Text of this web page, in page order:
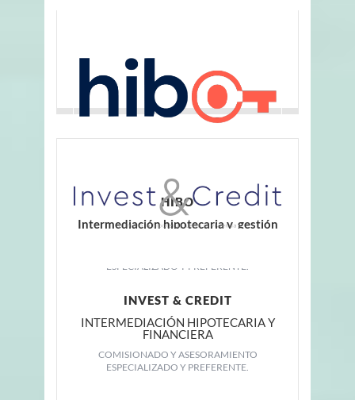
HIBO
Intermediación hipotecaria y gestión
ESPECIALIZADO Y PREFERENTE.
INVEST & CREDIT
INTERMEDIACIÓN HIPOTECARIA Y
FINANCIERA
COMISIONADO Y ASESORAMIENTO
ESPECIALIZADO Y PREFERENTE.